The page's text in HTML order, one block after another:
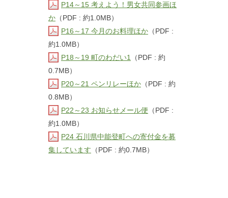
P14～15 考えよう！男女共同参画ほ
か （PDF : 約1.0MB）
P16～17 今月のお料理ほか （PDF :
約1.0MB）
P18～19 町のわだい1 （PDF : 約
0.7MB）
P20～21 ペンリレーほか （PDF : 約
0.8MB）
P22～23 お知らせメール便 （PDF :
約1.0MB）
P24 石川県中能登町への寄付金を募
集しています （PDF : 約0.7MB）